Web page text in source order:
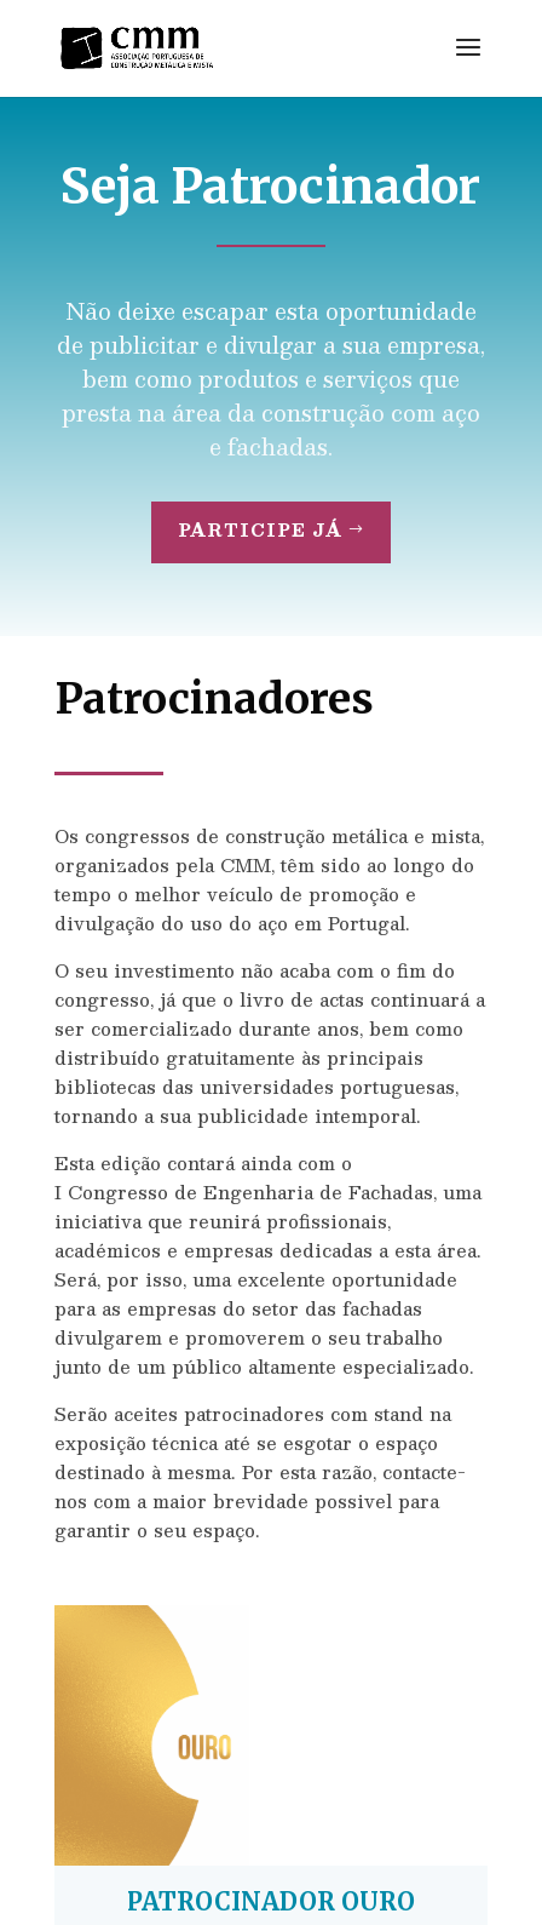
Seja Patrocinador
Não deixe escapar esta oportunidade
de publicitar e divulgar a sua empresa,
bem como produtos e serviços que
presta na área da construção com aço
e fachadas.
PARTICIPE JÁ
Patrocinadores
Os congressos de construção metálica e mista,
organizados pela CMM, têm sido ao longo do
tempo o melhor veículo de promoção e
divulgação do uso do aço em Portugal.
O seu investimento não acaba com o fim do
congresso, já que o livro de actas continuará a
ser comercializado durante anos, bem como
distribuído gratuitamente às principais
bibliotecas das universidades portuguesas,
tornando a sua publicidade intemporal.
Esta edição contará ainda com o
I Congresso de Engenharia de Fachadas, uma
iniciativa que reunirá profissionais,
académicos e empresas dedicadas a esta área.
Será, por isso, uma excelente oportunidade
para as empresas do setor das fachadas
divulgarem e promoverem o seu trabalho
junto de um público altamente especializado.
Serão aceites patrocinadores com stand na
exposição técnica até se esgotar o espaço
destinado à mesma. Por esta razão, contacte-
nos com a maior brevidade possivel para
garantir o seu espaço.
PATROCINADOR OURO